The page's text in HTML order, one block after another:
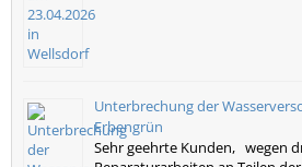
Unterbrechung der
Erbengrün
Sehr geehrte Kunden, wegen